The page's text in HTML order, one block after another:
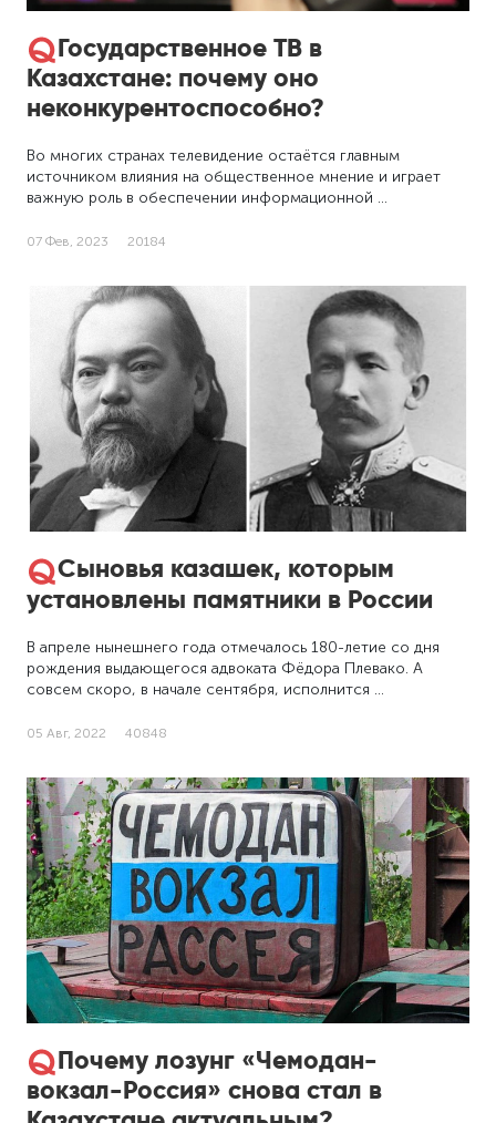
Государственное ТВ в
Казахстане: почему оно
неконкурентоспособно?
Во многих странах телевидение остаётся главным
источником влияния на общественное мнение и играет
важную роль в обеспечении информационной …
07 Фев, 2023 20184
Сыновья казашек, которым
установлены памятники в России
В апреле нынешнего года отмечалось 180-летие со дня
рождения выдающегося адвоката Фёдора Плевако. А
совсем скоро, в начале сентября, исполнится …
05 Авг, 2022 40848
Почему лозунг «Чемодан-
вокзал-Россия» снова стал в